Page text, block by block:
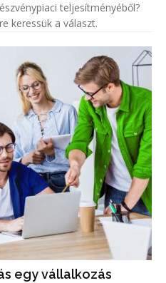
teljesítményéből?
keressük a választ.
egy vállalkozás